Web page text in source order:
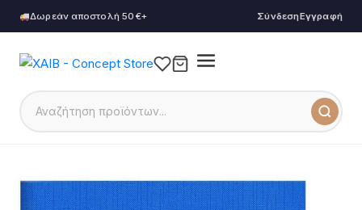
Δωρεάν αποστολή 50€+ ΣύνδεσηΕγγραφή